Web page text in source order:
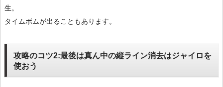
生。
タイムボムが出ることもあります。
攻略のコツ2:最後は真ん中の縦ライン消去はジャイロを
使おう